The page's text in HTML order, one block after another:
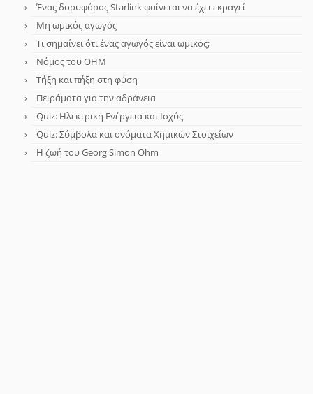
Ένας δορυφόρος Starlink φαίνεται να έχει εκραγεί
Μη ωμικός αγωγός
Τι σημαίνει ότι ένας αγωγός είναι ωμικός;
Νόμος του OHM
Τήξη και πήξη στη φύση
Πειράματα για την αδράνεια
Quiz: Ηλεκτρική Ενέργεια και Ισχύς
Quiz: Σύμβολα και ονόματα Χημικών Στοιχείων
Η ζωή του Georg Simon Ohm